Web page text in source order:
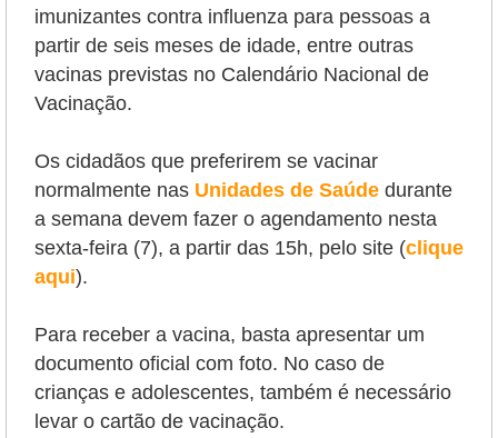
imunizantes contra influenza para pessoas a
partir de seis meses de idade, entre outras
vacinas previstas no Calendário Nacional de
Vacinação.
Os cidadãos que preferirem se vacinar
normalmente nas Unidades de Saúde durante
a semana devem fazer o agendamento nesta
sexta-feira (7), a partir das 15h, pelo site (clique
aqui).
Para receber a vacina, basta apresentar um
documento oficial com foto. No caso de
crianças e adolescentes, também é necessário
levar o cartão de vacinação.